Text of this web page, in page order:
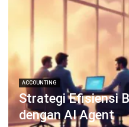
HashMicro
Penyedia solusi
terlengkap untuk
disesuaikan dengan
Temukan Software